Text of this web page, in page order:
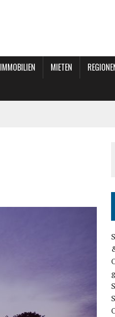
IMMOBILIEN MIETEN